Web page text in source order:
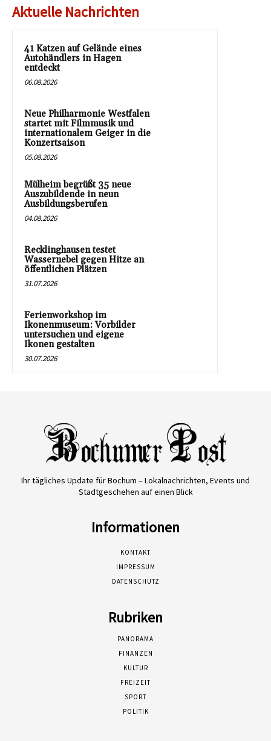
Aktuelle Nachrichten
41 Katzen auf Gelände eines
Autohändlers in Hagen
entdeckt
06.08.2026
Neue Philharmonie Westfalen
startet mit Filmmusik und
internationalem Geiger in die
Konzertsaison
05.08.2026
Mülheim begrüßt 35 neue
Auszubildende in neun
Ausbildungsberufen
04.08.2026
Recklinghausen testet
Wassernebel gegen Hitze an
öffentlichen Plätzen
31.07.2026
Ferienworkshop im
Ikonenmuseum: Vorbilder
untersuchen und eigene
Ikonen gestalten
30.07.2026
Ihr tägliches Update für Bochum – Lokalnachrichten, Events und
Stadtgeschehen auf einen Blick
Informationen
KONTAKT
IMPRESSUM
DATENSCHUTZ
Rubriken
PANORAMA
FINANZEN
KULTUR
FREIZEIT
SPORT
POLITIK